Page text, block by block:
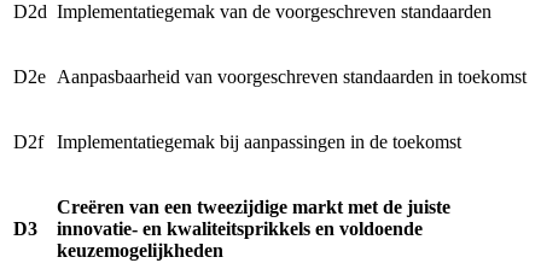
D2d Implementatiegemak van de voorgeschreven standaarden
D2e Aanpasbaarheid van voorgeschreven standaarden in toekomst
D2f Implementatiegemak bij aanpassingen in de toekomst
D3
Creëren van een tweezijdige markt met de juiste
innovatie- en kwaliteitsprikkels en voldoende
keuzemogelijkheden